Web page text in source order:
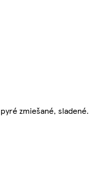
zmiešané, sladené.